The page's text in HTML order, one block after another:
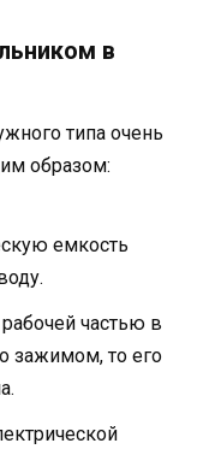
в
типа очень
образом:
емкость
частью в
зажимом, то его